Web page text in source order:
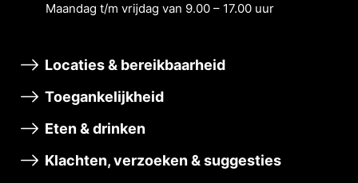
Maandag t/m vrĳdag van 9.00 – 17.00 uur
Locaties & bereikbaarheid
Toegankelijkheid
Eten & drinken
Klachten, verzoeken & suggesties